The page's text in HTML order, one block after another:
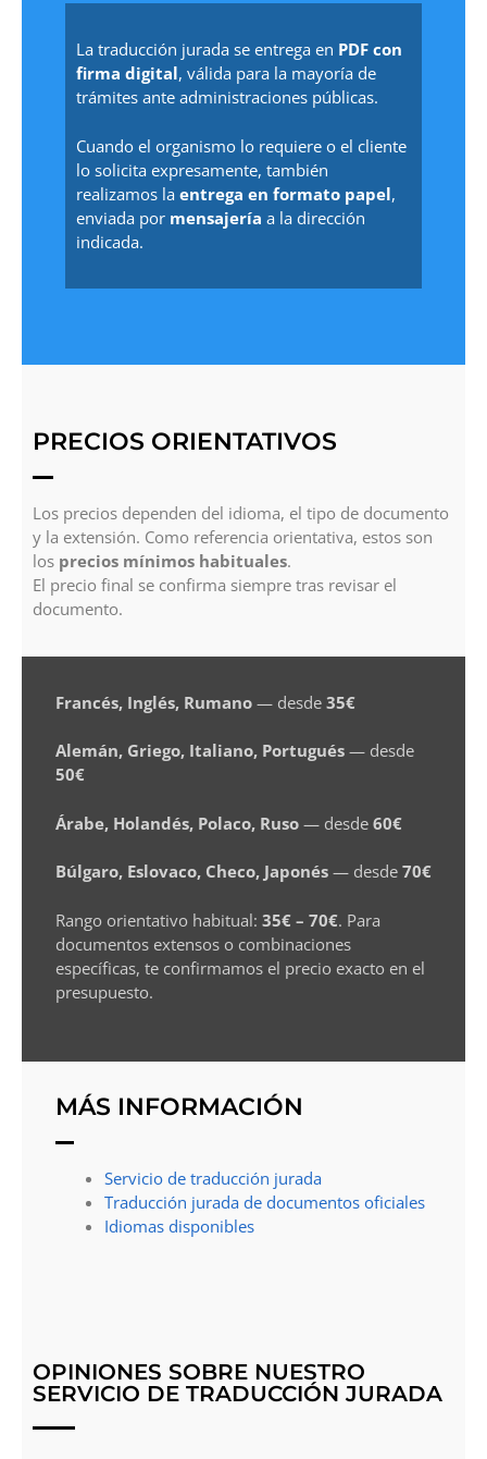
La traducción jurada se entrega en PDF con
firma digital, válida para la mayoría de
trámites ante administraciones públicas.
Cuando el organismo lo requiere o el cliente
lo solicita expresamente, también
realizamos la entrega en formato papel,
enviada por mensajería a la dirección
indicada.
PRECIOS ORIENTATIVOS
Los precios dependen del idioma, el tipo de documento
y la extensión. Como referencia orientativa, estos son
los precios mínimos habituales.
El precio final se confirma siempre tras revisar el
documento.
Francés, Inglés, Rumano — desde 35€
Alemán, Griego, Italiano, Portugués — desde
50€
Árabe, Holandés, Polaco, Ruso — desde 60€
Búlgaro, Eslovaco, Checo, Japonés — desde 70€
Rango orientativo habitual: 35€ – 70€. Para
documentos extensos o combinaciones
específicas, te confirmamos el precio exacto en el
presupuesto.
MÁS INFORMACIÓN
Servicio de traducción jurada
Traducción jurada de documentos oficiales
Idiomas disponibles
OPINIONES SOBRE NUESTRO
SERVICIO DE TRADUCCIÓN JURADA